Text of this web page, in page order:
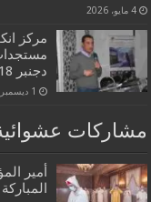
4 مايو، 2026
مركز
دجنبر 2018 بالرباط
1 ديسمبر، 2018
مشاركات
أمير
المباركة